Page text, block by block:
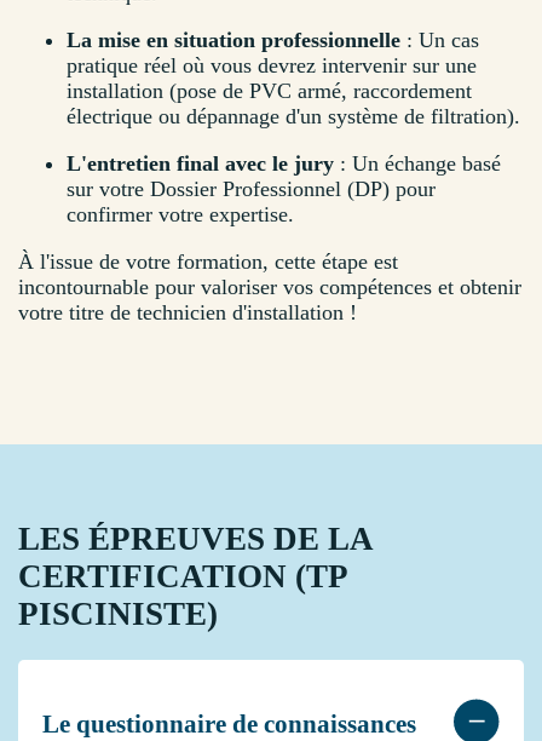
La mise en situation professionnelle : Un cas
pratique réel où vous devrez intervenir sur une
installation (pose de PVC armé, raccordement
électrique ou dépannage d'un système de filtration).
L'entretien final avec le jury : Un échange basé
sur votre Dossier Professionnel (DP) pour
confirmer votre expertise.
À l'issue de votre formation, cette étape est
incontournable pour valoriser vos compétences et obtenir
votre titre de technicien d'installation !
LES ÉPREUVES DE LA
CERTIFICATION (TP
PISCINISTE)
Le questionnaire de connaissances